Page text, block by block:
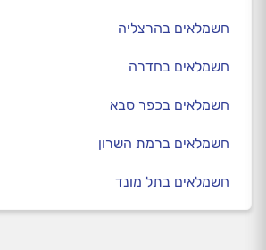
חשמלאים בהרצליה
חשמלאים בחדרה
חשמלאים בכפר סבא
חשמלאים ברמת השרון
חשמלאים בתל מונד